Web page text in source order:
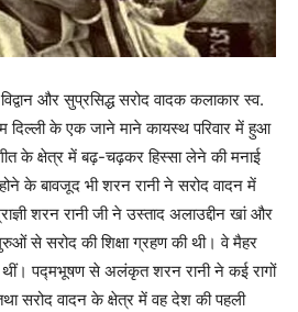
और सुप्रसिद्ध सरोद वादक कलाकार स्व.
दिल्‍ली के एक जाने माने कायस्थ परिवार में हुआ
के क्षेत्र में बढ़-चढ़कर हिस्‍सा लेने की मनाई
के बावजूद भी शरन रानी ने सरोद वादन में
शरन रानी जी ने उस्ताद अलाउद्दीन खां और
से सरोद की शिक्षा ग्रहण की थी। वे मैहर
थीं। पद्मभूषण से अलंकृत शरन रानी ने कई रागों
सरोद वादन के क्षेत्र में वह देश की पहली